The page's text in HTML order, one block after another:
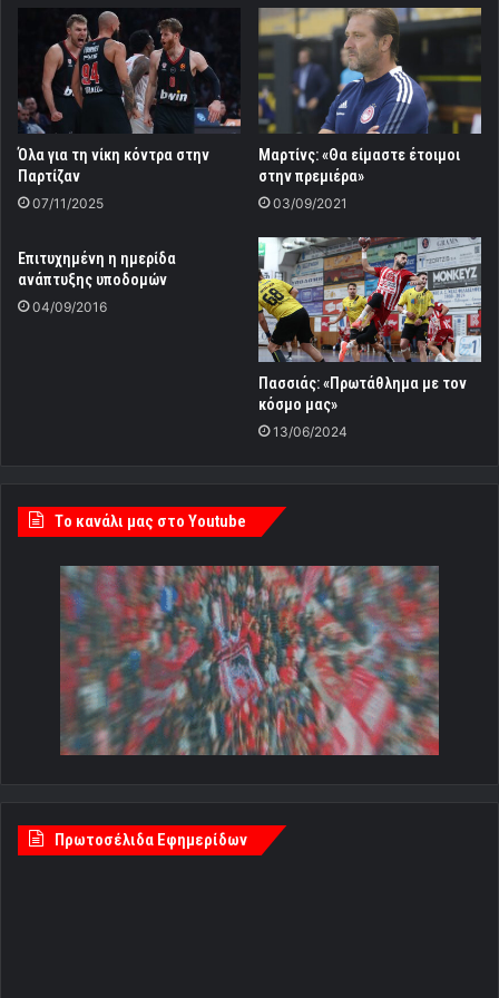
Όλα για τη νίκη κόντρα στην
Παρτίζαν
07/11/2025
Μαρτίνς: «Θα είμαστε έτοιμοι
στην πρεμιέρα»
03/09/2021
Επιτυχημένη η ημερίδα
ανάπτυξης υποδομών
04/09/2016
Πασσιάς: «Πρωτάθλημα με τον
κόσμο μας»
13/06/2024
Tο κανάλι μας στο Youtube
Πρωτοσέλιδα Εφημερίδων